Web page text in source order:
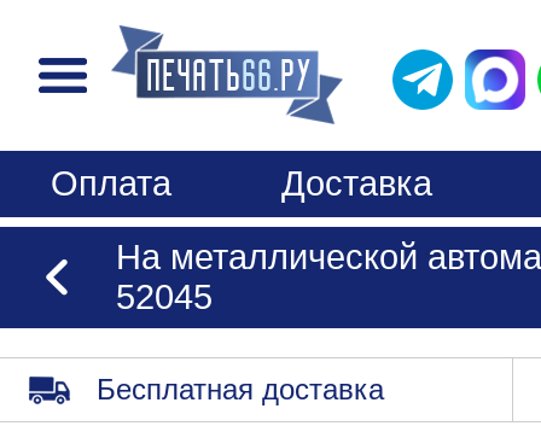
Оплата
Доставка
На металлической
52045
Бесплатная доставка